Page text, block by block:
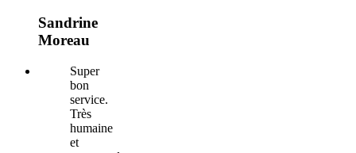
Sandrine
Moreau
Super
bon
service.
Très
humaine
et